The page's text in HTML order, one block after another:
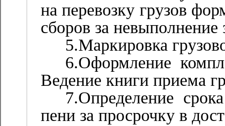
на перевозку грузов
сборов за невыполнение
5.Маркировка
6.Оформление
Ведение книги приема
7.Определение
пени за просрочку в